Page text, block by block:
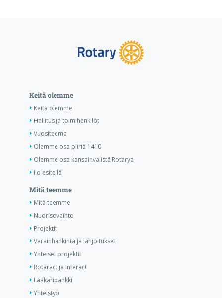
Keitä olemme
Keitä olemme
Hallitus ja toimihenkilöt
Vuositeema
Olemme osa piiriä 1410
Olemme osa kansainvälistä Rotarya
Ilo esitellä
Mitä teemme
Mitä teemme
Nuorisovaihto
Projektit
Varainhankinta ja lahjoitukset
Yhteiset projektit
Rotaract ja Interact
Lääkäripankki
Yhteistyö